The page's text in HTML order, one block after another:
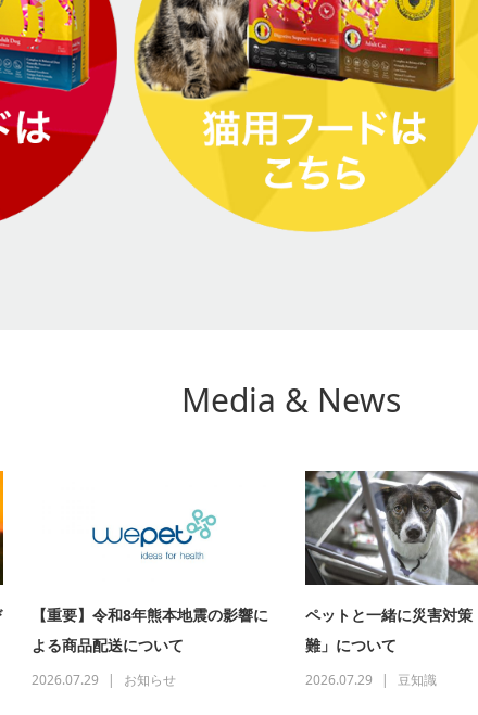
Media & News
【重要】令和8年熊本地震の影響に
よる商品配送について
2026.07.29 お知らせ
ペットと一緒に災害対策
難」について
2026.07.29 豆知識